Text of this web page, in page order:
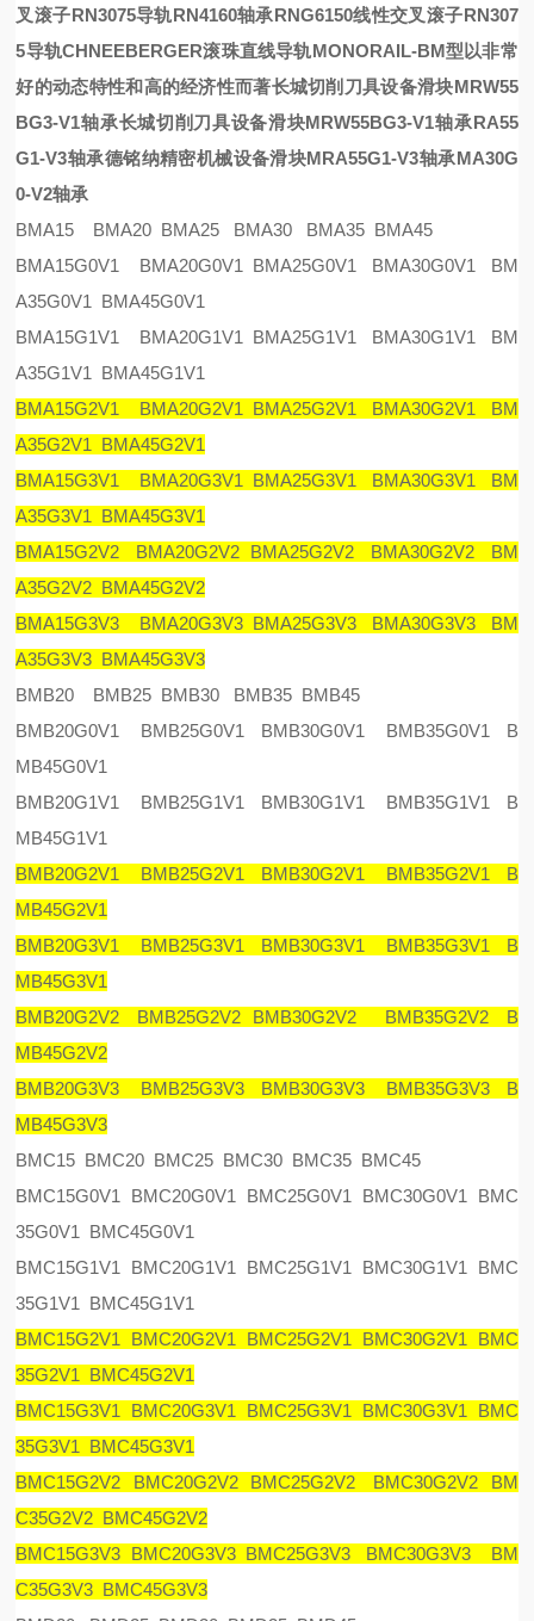
叉滚子RN3075导轨RN4160轴承RNG6150线性交叉滚子RN307
5导轨CHNEEBERGER滚珠直线导轨MONORAIL-BM型以非常
好的动态特性和高的经济性而著长城切削刀具设备滑块MRW55
BG3-V1轴承长城切削刀具设备滑块MRW55BG3-V1轴承RA55
G1-V3轴承德铭纳精密机械设备滑块MRA55G1-V3轴承MA30G
0-V2轴承
BMA15 BMA20 BMA25 BMA30 BMA35 BMA45
BMA15G0V1 BMA20G0V1 BMA25G0V1 BMA30G0V1 BM
A35G0V1 BMA45G0V1
BMA15G1V1 BMA20G1V1 BMA25G1V1 BMA30G1V1 BM
A35G1V1 BMA45G1V1
BMA15G2V1 BMA20G2V1 BMA25G2V1 BMA30G2V1 BM
A35G2V1 BMA45G2V1
BMA15G3V1 BMA20G3V1 BMA25G3V1 BMA30G3V1 BM
A35G3V1 BMA45G3V1
BMA15G2V2 BMA20G2V2 BMA25G2V2 BMA30G2V2 BM
A35G2V2 BMA45G2V2
BMA15G3V3 BMA20G3V3 BMA25G3V3 BMA30G3V3 BM
A35G3V3 BMA45G3V3
BMB20 BMB25 BMB30 BMB35 BMB45
BMB20G0V1 BMB25G0V1 BMB30G0V1 BMB35G0V1 B
MB45G0V1
BMB20G1V1 BMB25G1V1 BMB30G1V1 BMB35G1V1 B
MB45G1V1
BMB20G2V1 BMB25G2V1 BMB30G2V1 BMB35G2V1 B
MB45G2V1
BMB20G3V1 BMB25G3V1 BMB30G3V1 BMB35G3V1 B
MB45G3V1
BMB20G2V2 BMB25G2V2 BMB30G2V2 BMB35G2V2 B
MB45G2V2
BMB20G3V3 BMB25G3V3 BMB30G3V3 BMB35G3V3 B
MB45G3V3
BMC15 BMC20 BMC25 BMC30 BMC35 BMC45
BMC15G0V1 BMC20G0V1 BMC25G0V1 BMC30G0V1 BMC
35G0V1 BMC45G0V1
BMC15G1V1 BMC20G1V1 BMC25G1V1 BMC30G1V1 BMC
35G1V1 BMC45G1V1
BMC15G2V1 BMC20G2V1 BMC25G2V1 BMC30G2V1 BMC
35G2V1 BMC45G2V1
BMC15G3V1 BMC20G3V1 BMC25G3V1 BMC30G3V1 BMC
35G3V1 BMC45G3V1
BMC15G2V2 BMC20G2V2 BMC25G2V2 BMC30G2V2 BM
C35G2V2 BMC45G2V2
BMC15G3V3 BMC20G3V3 BMC25G3V3 BMC30G3V3 BM
C35G3V3 BMC45G3V3